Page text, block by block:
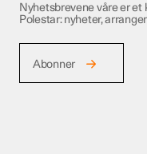
Nyhetsbrevene våre er et
Polestar: nyheter,
Abonner